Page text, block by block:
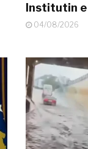
Institutin
04/08/2026